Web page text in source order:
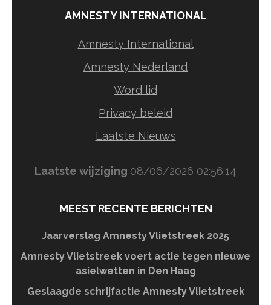
AMNESTY INTERNATIONAL
Amnesty International
Amnesty Nederland
Word lid
Privacy beleid
Laatste Nieuws
Laatste wijziging 08/06/2026 02:56:14
MEEST RECENTE BERICHTEN
Jaarverslag Amnesty Vlietstreek 2025
Amnesty Vlietstreek voert actie tegen nieuwe
asielwetten in Den Haag
Geslaagde schrijfactie Amnesty Vlietstreek